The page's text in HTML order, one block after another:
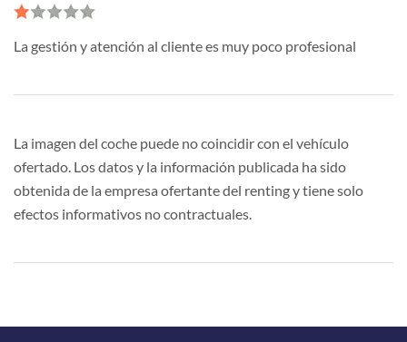
La gestión y atención al cliente es muy poco profesional
La imagen del coche puede no coincidir con el vehículo
ofertado. Los datos y la información publicada ha sido
obtenida de la empresa ofertante del renting y tiene solo
efectos informativos no contractuales.